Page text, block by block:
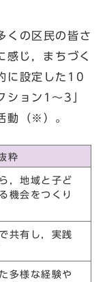
くの区民の皆さ
感じ，まちづく
に設定した10
ション1～3」
動（※）。
粋
，地域と子ど
機会をつくり
共有し，実践
多様な経験や